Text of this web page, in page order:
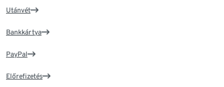
Utánvét
Bankkártya
PayPal
Előrefizetés